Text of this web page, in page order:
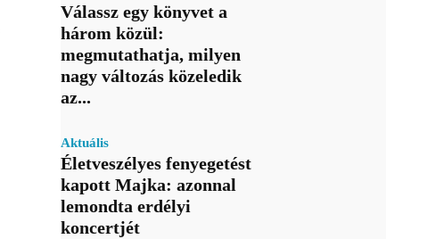
Válassz egy könyvet a
három közül:
megmutathatja, milyen
nagy változás közeledik
az...
Aktuális
Életveszélyes fenyegetést
kapott Majka: azonnal
lemondta erdélyi
koncertjét